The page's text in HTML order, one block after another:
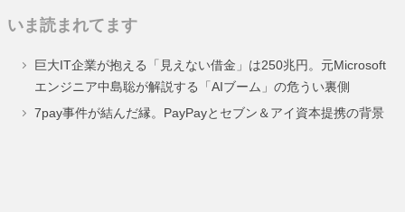
いま読まれてます
巨大IT企業が抱える「見えない借金」は250兆円。元Microsoft
エンジニア中島聡が解説する「AIブーム」の危うい裏側
7pay事件が結んだ縁。PayPayとセブン＆アイ資本提携の背景